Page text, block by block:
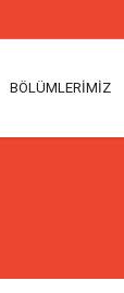
BÖLÜMLERIMIZ